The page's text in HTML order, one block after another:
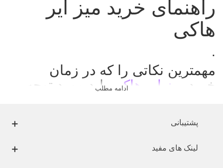
راهنمای خرید میز ایر
هاکی
.
مهمترین نکاتی را که در زمان
خرید
میز ایر هاکیباید مورد توجه
ادامه مطلب
پشتیبانی
لینک های مفید